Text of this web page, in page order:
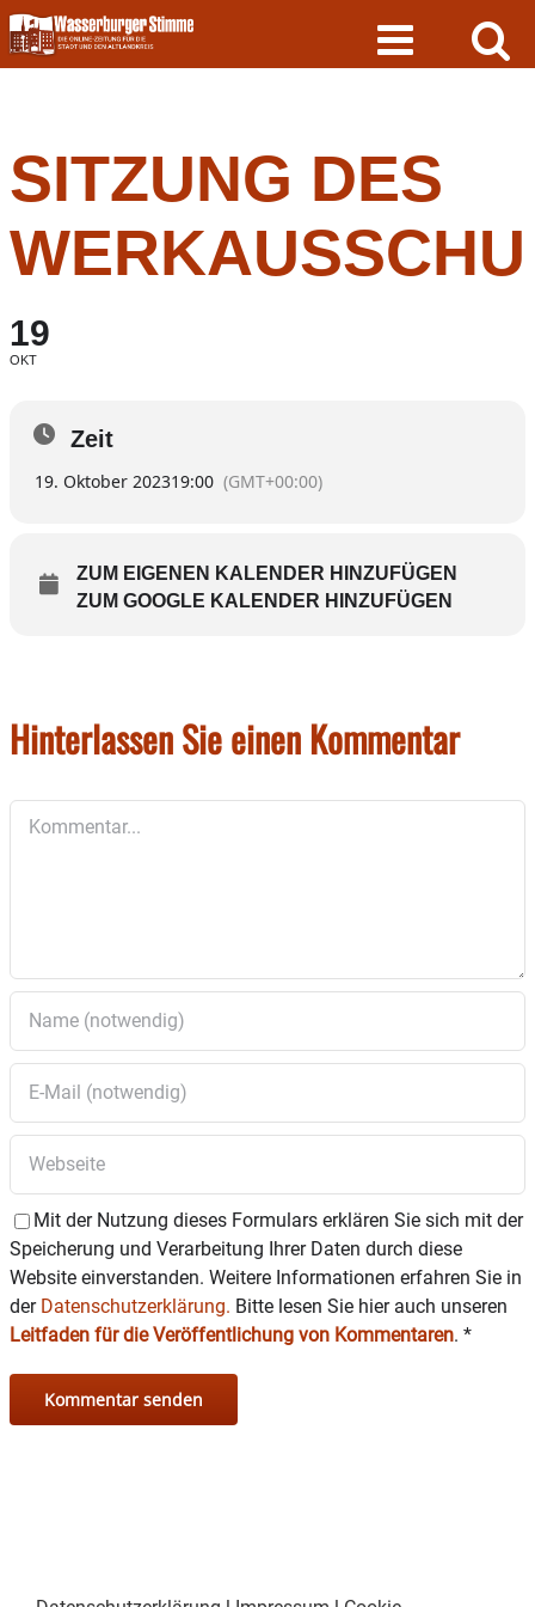
Skip
to
content
SITZUNG DES
19
OKT
Zeit
19. Oktober 202319:00 (GMT+00:00)
ZUM EIGENEN KALENDER HINZUFÜGEN
ZUM GOOGLE KALENDER HINZUFÜGEN
Hinterlassen Sie einen Kommentar
Mit der Nutzung dieses Formulars erklären Sie sich mit der
Speicherung und Verarbeitung Ihrer Daten durch diese
Website einverstanden. Weitere Informationen erfahren Sie in
der Datenschutzerklärung. Bitte lesen Sie hier auch unseren
Leitfaden für die Veröffentlichung von Kommentaren. *